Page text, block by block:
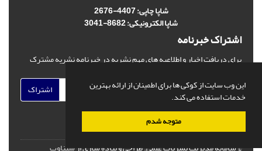
این وب سایت از کوکی ها برای اطمینان از ارائه بهترین
خدمات استفاده می کند.
متوجه شدم
شاپا چاپی:4407-2676
شاپا الکترونیکی:3041-8682
اشتراک خبرنامه
برای دریافت اخبار و اطلاعیه های مهم نشریه در خبرنامه نشریه مشترک
اشتراک
© سامانه مدیریت نشریات علمی.طراحی و پیاده سازی از سیناوب